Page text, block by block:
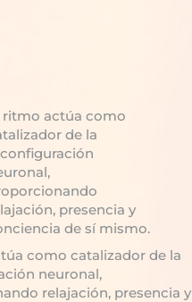
ritmo actúa como
de la
presencia y
de sí mismo.
como catalizador de la
neuronal,
relajación, presencia y